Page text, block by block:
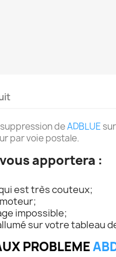
deADBLUE
par voie postale.
vous apportera :
est très couteux;
impossible;
sur votre tableau
PROBLEME